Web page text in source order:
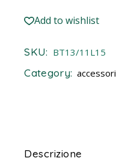
Add to wishlist
SKU: BT13/11L15
Category: accessori
Descrizione